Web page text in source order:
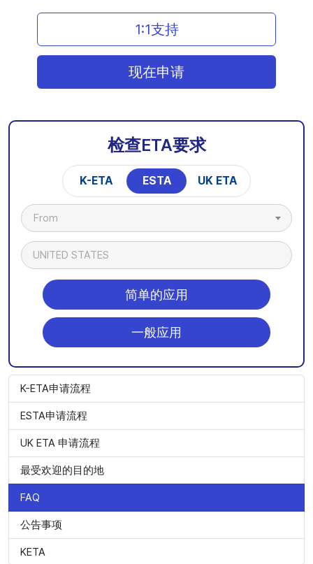
1:1支持
现在申请
检查ETA要求
K-ETA ESTA UK ETA
From
UNITED STATES
简单的应用
一般应用
K-ETA申请流程
ESTA申请流程
UK ETA 申请流程
最受欢迎的目的地
FAQ
公告事项
KETA